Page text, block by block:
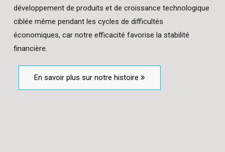
développement de produits et de croissance technologique
ciblée même pendant les cycles de difficultés
économiques, car notre efficacité favorise la stabilité
financière.
En savoir plus sur notre histoire